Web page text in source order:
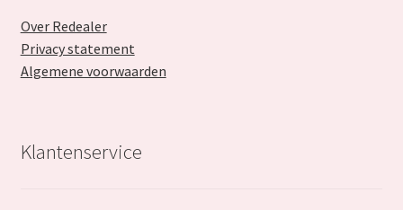
Over Redealer
Privacy statement
Algemene voorwaarden
Klantenservice